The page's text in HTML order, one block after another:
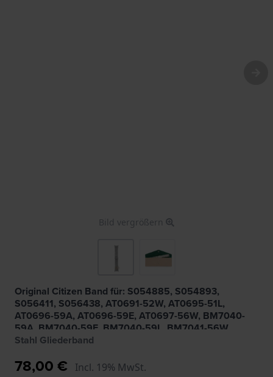
Bild vergrößern
Original Citizen Band für: S054885, S054893,
S056411, S056438, AT0691-52W, AT0695-51L,
AT0696-59A, AT0696-59E, AT0697-56W, BM7040-
59A, BM7040-59E, BM7040-59L, BM7041-56W
Stahl Gliederband
78,00 € Incl. 19% MwSt.